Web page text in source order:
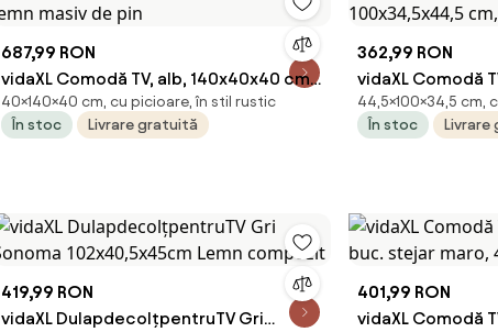
687,99 RON
vidaXL Comodă TV, alb, 140x40x40 cm,
lemn masiv de pin
40×140×40 cm, cu picioare, în stil rustic
În stoc
Livrare gratuită
362,99 RON
vidaXL Comodă
100x34,5x44,5
44,5×100×34,5 cm,
În stoc
419,99 RON
vidaXL DulapdecolțpentruTV Gri
401,99 RON
vidaXL Comodă